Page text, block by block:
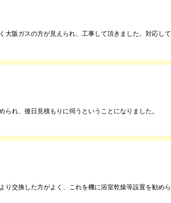
大阪ガスの方が見えられ、工事して頂きました。対応して
れ、後日見積もりに伺うということになりました。
交換した方がよく、これを機に浴室乾燥等設置を勧めら